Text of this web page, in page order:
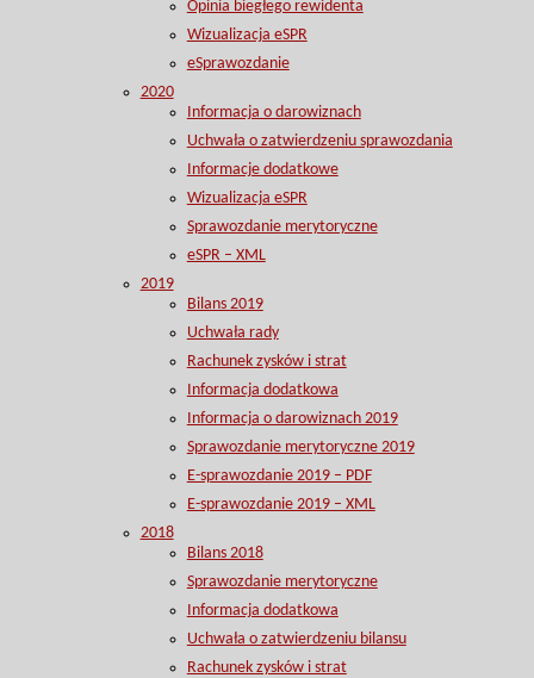
Opinia biegłego rewidenta
Wizualizacja eSPR
eSprawozdanie
2020
Informacja o darowiznach
Uchwała o zatwierdzeniu sprawozdania
Informacje dodatkowe
Wizualizacja eSPR
Sprawozdanie merytoryczne
eSPR – XML
2019
Bilans 2019
Uchwała rady
Rachunek zysków i strat
Informacja dodatkowa
Informacja o darowiznach 2019
Sprawozdanie merytoryczne 2019
E-sprawozdanie 2019 – PDF
E-sprawozdanie 2019 – XML
2018
Bilans 2018
Sprawozdanie merytoryczne
Informacja dodatkowa
Uchwała o zatwierdzeniu bilansu
Rachunek zysków i strat